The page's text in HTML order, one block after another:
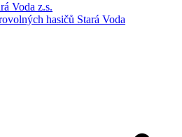
Voda z.s.
hasičů Stará Voda